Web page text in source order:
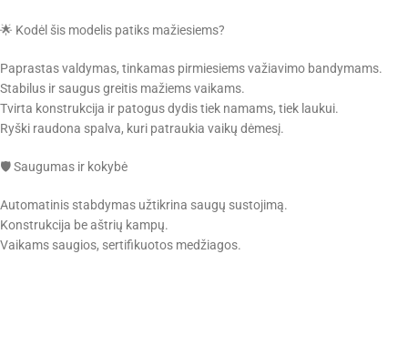
🌟 Kodėl šis modelis patiks mažiesiems?
Paprastas valdymas, tinkamas pirmiesiems važiavimo bandymams.
Stabilus ir saugus greitis mažiems vaikams.
Tvirta konstrukcija ir patogus dydis tiek namams, tiek laukui.
Ryški raudona spalva, kuri patraukia vaikų dėmesį.
🛡️ Saugumas ir kokybė
Automatinis stabdymas užtikrina saugų sustojimą.
Konstrukcija be aštrių kampų.
Vaikams saugios, sertifikuotos medžiagos.